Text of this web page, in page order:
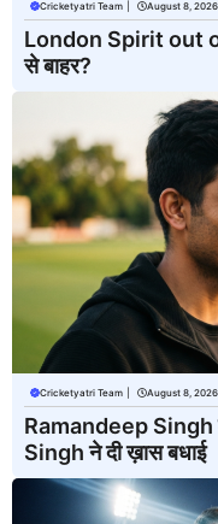
Cricketyatri Team August 8, 2026
London Spirit out of
से बाहर?
Cricketyatri Team August 8, 2026
Ramandeep
Singh ने दी ख़ास बधाई